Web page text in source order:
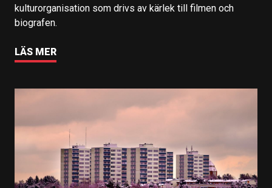
kulturorganisation som drivs av kärlek till filmen och
biografen.
LÄS MER